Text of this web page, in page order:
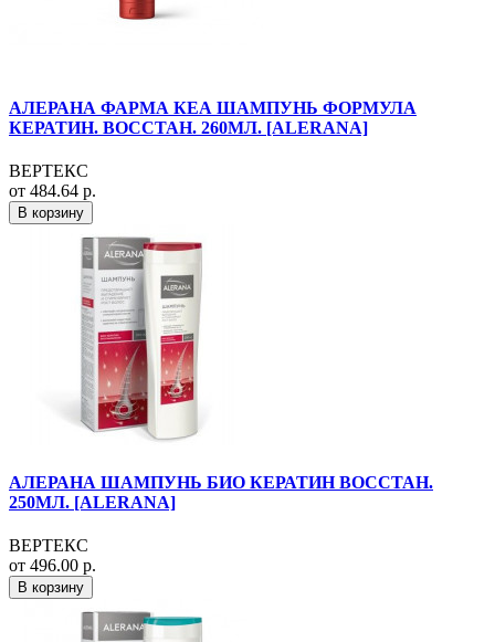
АЛЕРАНА ФАРМА КЕА ШАМПУНЬ ФОРМУЛА
КЕРАТИН. ВОССТАН. 260МЛ. [ALERANA]
ВЕРТЕКС
от 484.64 р.
В корзину
АЛЕРАНА ШАМПУНЬ БИО КЕРАТИН ВОССТАН.
250МЛ. [ALERANA]
ВЕРТЕКС
от 496.00 р.
В корзину